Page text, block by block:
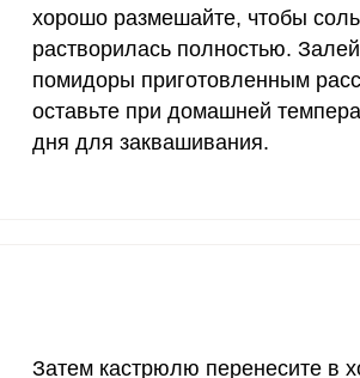
200 мкг 0
200 мкг 0
55 мкг
хорошо размешайте, чтобы соль
растворилась полностью.
помидоры приготовленным
оставьте при домашней
дня для заквашивания.
Затем кастрюлю перенесите в